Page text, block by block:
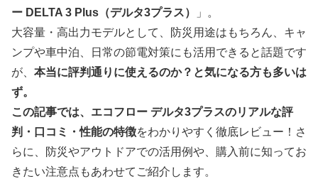
ー DELTA 3 Plus（デルタ3プラス）
」。
大容量・高出力モデルとして、防災用途はもちろん、キャ
ンプや車中泊、日常の節電対策にも活用できると話題です
が、 本当に評判通りに使えるのか？ と気になる方も多いは
ず。
この記事では、エコフロー デルタ3プラスのリアルな評
判・口コミ・性能の特徴をわかりやすく徹底レビュー！さ
らに、防災やアウトドアでの活用例や、購入前に知ってお
きたい注意点もあわせてご紹介します。